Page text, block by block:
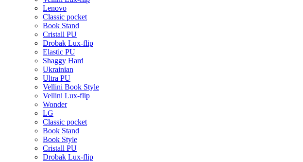
Lenovo
Classic pocket
Book Stand
Cristall PU
Drobak Lux-flip
Elastic PU
Shaggy Hard
Ukrainian
Ultra PU
Vellini Book Style
Vellini Lux-flip
Wonder
LG
Classic pocket
Book Stand
Book Style
Cristall PU
Drobak Lux-flip